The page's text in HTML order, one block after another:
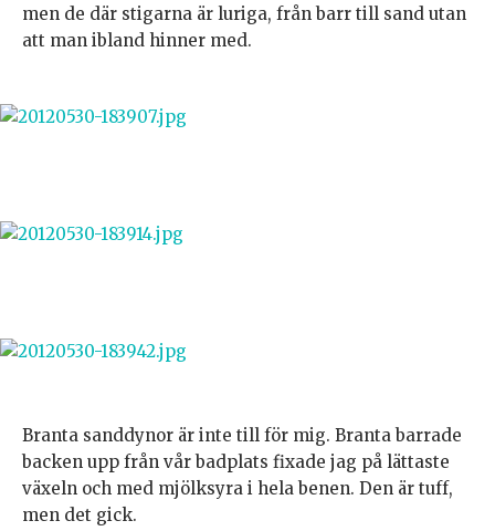
men de där stigarna är luriga, från barr till sand utan
att man ibland hinner med.
Branta sanddynor är inte till för mig. Branta barrade
backen upp från vår badplats fixade jag på lättaste
växeln och med mjölksyra i hela benen. Den är tuff,
men det gick.